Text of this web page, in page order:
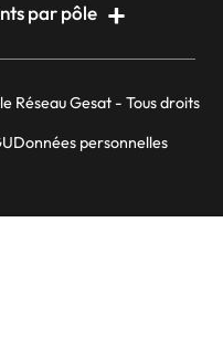
par pôle
Réseau Gesat - Tous droits
Données personnelles